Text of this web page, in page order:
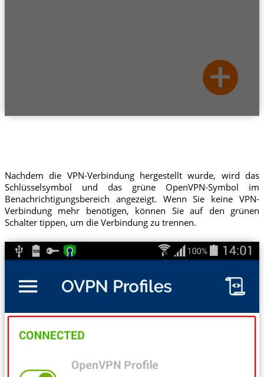
Nachdem die VPN-Verbindung hergestellt wurde, wird das
Schlüsselsymbol und das grüne OpenVPN-Symbol im
Benachrichtigungsbereich angezeigt. Wenn Sie keine VPN-
Verbindung mehr benötigen, können Sie auf den grünen
Schalter tippen, um die Verbindung zu trennen.